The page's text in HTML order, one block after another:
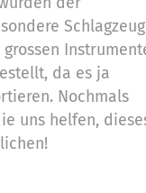
Schlagzeug
da es ja
Nochmals
uns helfen,